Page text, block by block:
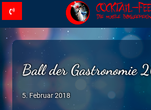
Ball der Gastronomie
5. Februar 2018